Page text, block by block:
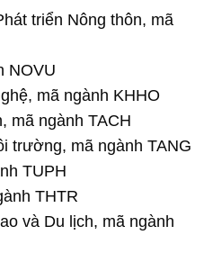
triển Nông thôn, mã
NOVU
mã ngành KHHO
mã ngành TACH
trường, mã ngành TANG
TUPH
THTR
và Du lịch, mã ngành